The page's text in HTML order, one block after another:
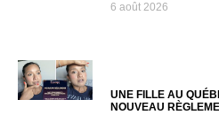
6 août 2026
UNE FILLE AU
NOUVEAU